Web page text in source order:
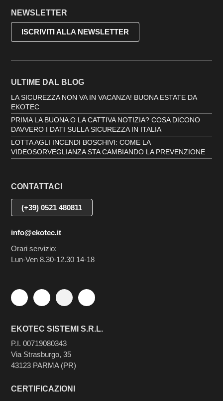
NEWSLETTER
ISCRIVITI ALLA NEWSLETTER
ULTIME DAL BLOG
LA SICUREZZA NON VA IN VACANZA! BUONA ESTATE DA
EKOTEC
PRIMA LA BUONA O LA CATTIVA NOTIZIA? COSA DICONO
DAVVERO I DATI SULLA SICUREZZA IN ITALIA
LOTTA AGLI INCENDI BOSCHIVI: COME LA
VIDEOSORVEGLIANZA STA CAMBIANDO LA PREVENZIONE
CONTATTACI
(+39) 0521 480811
info@ekotec.it
Orari servizio:
Lun-Ven 8.30-12.30 14-18
EKOTEC SISTEMI S.R.L.
P.I. 00719080343
Via Strasburgo, 35
43123 PARMA (PR)
CERTIFICAZIONI